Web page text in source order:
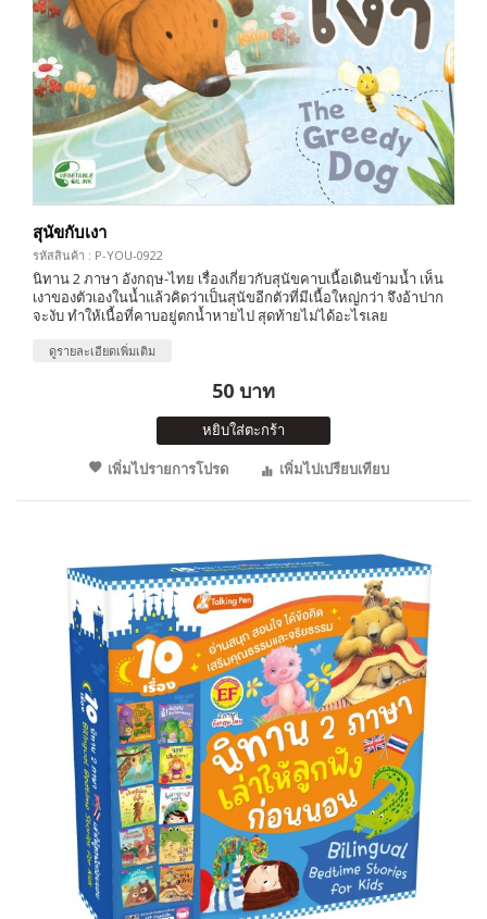
สุนัขกับเงา
รหัสสินค้า : P-YOU-0922
นิทาน 2 ภาษา อังกฤษ-ไทย เรื่องเกี่ยวกับสุนัขคาบเนื้อเดินข้ามน้ำ เห็น
เงาของตัวเองในน้ำแล้วคิดว่าเป็นสุนัขอีกตัวที่มีเนื้อใหญ่กว่า จึงอ้าปาก
จะงับ ทำให้เนื้อที่คาบอยู่ตกน้ำหายไป สุดท้ายไม่ได้อะไรเลย
ดูรายละเอียดเพิ่มเติม
50 บาท
หยิบใส่ตะกร้า
เพิ่มไปรายการโปรด
เพิ่มไปเปรียบเทียบ